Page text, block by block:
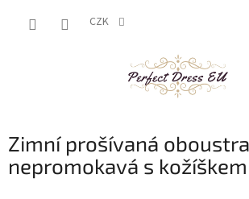
CZK
Zimní prošívaná
nepromokavá s kožíškem